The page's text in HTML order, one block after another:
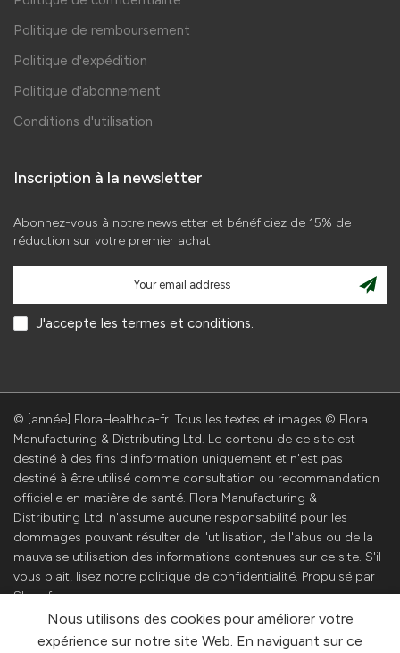
Politique de remboursement
Politique d'expédition
Politique d'abonnement
Conditions d'utilisation
Inscription à la newsletter
Abonnez-vous à notre newsletter et bénéficiez de 15% de
réduction sur votre premier achat
J'accepte les termes et conditions.
© [année] FloraHealthca-fr. Tous les textes et images © Flora
Manufacturing & Distributing Ltd. Le contenu de ce site est
destiné à des fins d'information uniquement et n'est pas
destiné à être utilisé comme consultation ou recommandation
officielle en matière de santé. Flora Manufacturing &
Distributing Ltd. n'assume aucune responsabilité pour les
dommages pouvant résulter de l'utilisation, de l'abus ou de la
mauvaise utilisation des informations contenues sur ce site. S'il
vous plait, lisez notre politique de confidentialité. Propulsé par
Shopify
Nous utilisons des cookies pour améliorer votre
expérience sur notre site Web. En naviguant sur ce